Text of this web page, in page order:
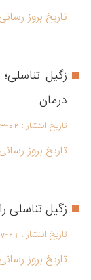
تاریخ بروز
زگیل
درمان
تاریخ انتشار : 02
تاریخ بروز
زگیل تناسلی
تاریخ انتشار : 21
تاریخ بروز